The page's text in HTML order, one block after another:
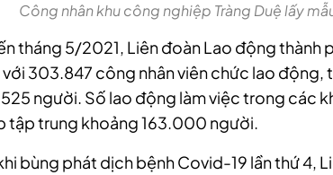
Công nhân khu công nghiệp Tràng Duệ lấy
tháng 5/2021, Liên đoàn Lao động thành
303.847 công nhân viên chức lao
người. Số lao động làm việc trong các
tập trung khoảng 163.000 người.
bùng phát dịch bệnh Covid-19 lần thứ 4,